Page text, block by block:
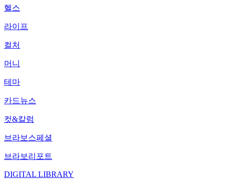
헬스
라이프
컬처
머니
테마
카드뉴스
컷&칼럼
브라보스페셜
브라보리포트
DIGITAL LIBRARY